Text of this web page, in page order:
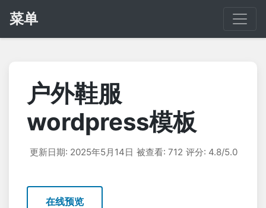
菜单
户外鞋服
wordpress模板
更新日期: 2025年5月14日 被查看: 712 评分: 4.8/5.0
在线预览